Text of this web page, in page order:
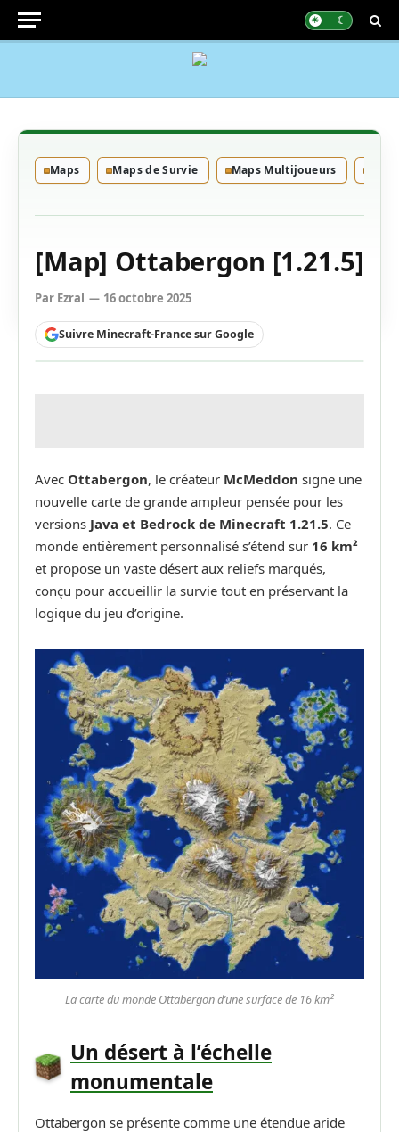
Maps Maps de Survie Maps Multijoueurs
[Map] Ottabergon [1.21.5]
Par Ezral 16 octobre 2025
Suivre Minecraft-France sur Google
Avec Ottabergon, le créateur McMeddon signe une
nouvelle carte de grande ampleur pensée pour les
versions Java et Bedrock de Minecraft 1.21.5. Ce
monde entièrement personnalisé s’étend sur 16 km²
et propose un vaste désert aux reliefs marqués,
conçu pour accueillir la survie tout en préservant la
logique du jeu d’origine.
La carte du monde Ottabergon d’une surface de 16 km²
Un désert à l’échelle
monumentale
Ottabergon se présente comme une étendue aride